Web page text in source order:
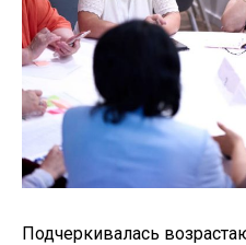
Подчеркивалась